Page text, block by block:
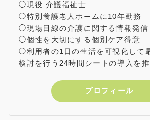
◯現役 介護福祉士
◯特別養護老人ホームに10年勤務
◯現場目線の介護に関する情報発信
◯個性を大切にする個別ケア得意
◯利用者の1日の生活を可視化して
検討を行う24時間シートの導入を
プロフィール